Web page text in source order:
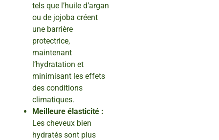
tels que l’huile d’argan
ou de jojoba créent
une barrière
protectrice,
maintenant
l’hydratation et
minimisant les effets
des conditions
climatiques.
Meilleure élasticité :
Les cheveux bien
hydratés sont plus